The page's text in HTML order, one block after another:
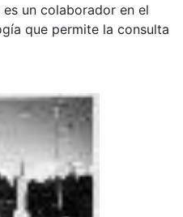
un colaborador en el
que permite la consulta